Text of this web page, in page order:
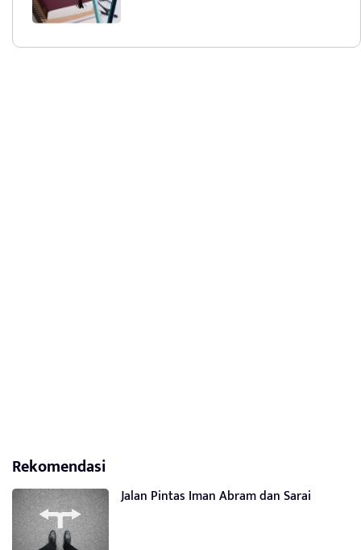
Rekomendasi
Jalan Pintas Iman Abram dan Sarai